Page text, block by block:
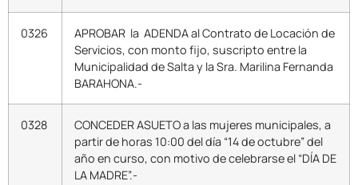
0326
APROBAR la ADENDA al Contrato de Locación de
Servicios, con monto fijo, suscripto entre la
Municipalidad de Salta y la Sra. Marilina Fernanda
BARAHONA.-
0328
CONCEDER ASUETO a las mujeres municipales, a
partir de horas 10:00 del día “14 de octubre” del
año en curso, con motivo de celebrarse el “DÍA DE
LA MADRE”.-